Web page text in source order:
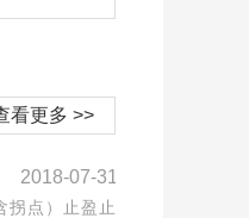
看更多 >>
2018-07-31
拐点）止盈止